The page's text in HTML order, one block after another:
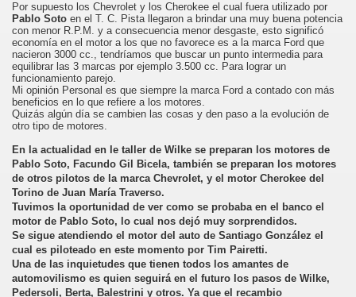
Por supuesto los Chevrolet y los Cherokee el cual fuera utilizado por
Pablo Soto en el T. C. Pista llegaron a brindar una muy buena potencia
con menor R.P.M. y a consecuencia menor desgaste, esto significó
economía en el motor a los que no favorece es a la marca Ford que
nacieron 3000 cc., tendríamos que buscar un punto intermedia para
equilibrar las 3 marcas por ejemplo 3.500 cc. Para lograr un
funcionamiento parejo.
Mi opinión Personal es que siempre la marca Ford a contado con más
beneficios en lo que refiere a los motores.
Quizás algún día se cambien las cosas y den paso a la evolución de
otro tipo de motores.
En la actualidad en le taller de Wilke se preparan los motores de
Pablo Soto, Facundo Gil Bicela, también se preparan los motores
de otros pilotos de la marca Chevrolet, y el motor Cherokee del
Torino de Juan María Traverso.
Tuvimos la oportunidad de ver como se probaba en el banco el
motor de Pablo Soto, lo cual nos dejó muy sorprendidos.
Se sigue atendiendo el motor del auto de Santiago González el
cual es piloteado en este momento por Tim Pairetti.
Una de las inquietudes que tienen todos los amantes de
automovilismo es quien seguirá en el futuro los pasos de Wilke,
Pedersoli, Berta, Balestrini y otros. Ya que el recambio